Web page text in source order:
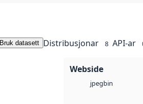
Bruk datasett Distribusjonar 8 API-ar
Webside
jpegbin